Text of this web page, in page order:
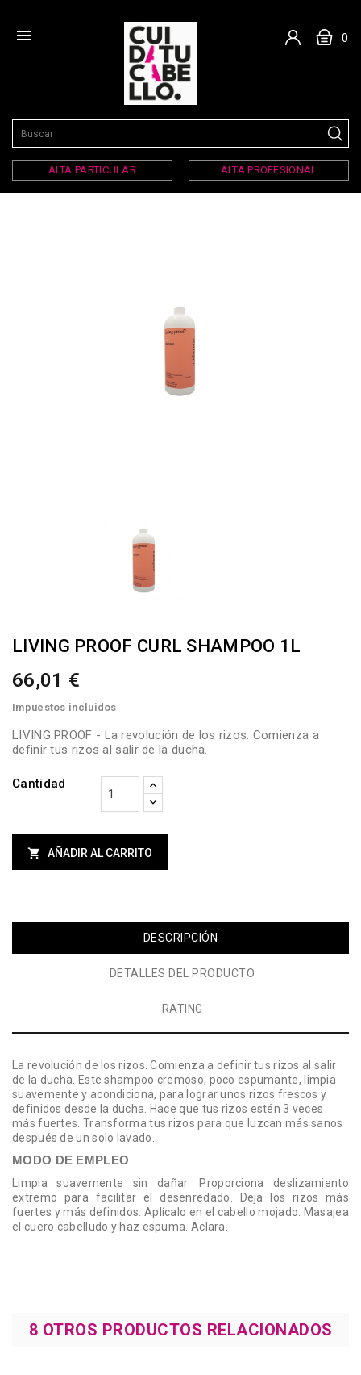
 0
ALTA PARTICULAR ALTA PROFESIONAL
LIVING PROOF CURL SHAMPOO 1L
66,01 €
Impuestos incluidos
LIVING PROOF - La revolución de los rizos. Comienza a
definir tus rizos al salir de la ducha.
Cantidad
 AÑADIR AL CARRITO
DESCRIPCIÓN
DETALLES DEL PRODUCTO
RATING
La revolución de los rizos. Comienza a definir tus rizos al salir
de la ducha. Este shampoo cremoso, poco espumante, limpia
suavemente y acondiciona, para lograr unos rizos frescos y
definidos desde la ducha. Hace que tus rizos estén 3 veces
más fuertes. Transforma tus rizos para que luzcan más sanos
después de un solo lavado.
MODO DE EMPLEO
Limpia suavemente sin dañar. Proporciona deslizamiento
extremo para facilitar el desenredado. Deja los rizos más
fuertes y más definidos. Aplícalo en el cabello mojado. Masajea
el cuero cabelludo y haz espuma. Aclara.
8 OTROS PRODUCTOS RELACIONADOS